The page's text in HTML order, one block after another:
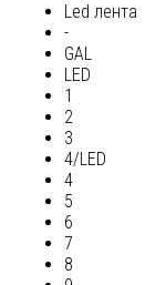
Led лента
-
GAL
LED
1
2
3
4/LED
4
5
6
7
8